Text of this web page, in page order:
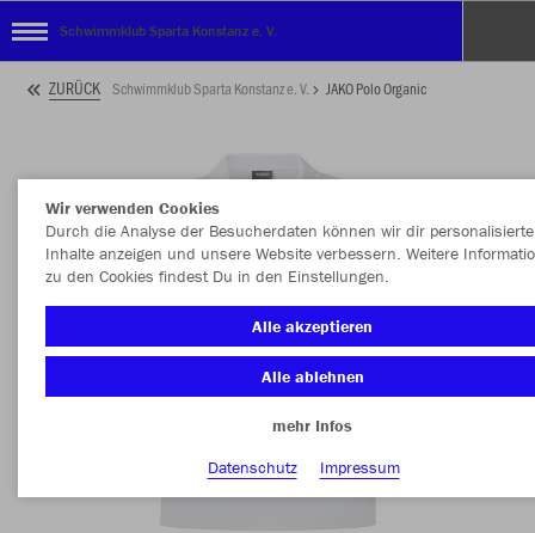
Schwimmklub Sparta Konstanz e. V.
ZURÜCK Schwimmklub Sparta Konstanz e. V. JAKO Polo Organic
Wir verwenden Cookies
Durch die Analyse der Besucherdaten können wir dir personalisierte
Inhalte anzeigen und unsere Website verbessern. Weitere
zu den Cookies findest Du in den Einstellungen.
Alle akzeptieren
Alle ablehnen
mehr Infos
Datenschutz
Impressum